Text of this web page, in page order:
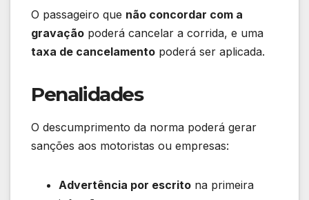
O passageiro que não concordar com a
gravação poderá cancelar a corrida, e uma
taxa de cancelamento poderá ser aplicada.
Penalidades
O descumprimento da norma poderá gerar
sanções aos motoristas ou empresas:
Advertência por escrito na primeira